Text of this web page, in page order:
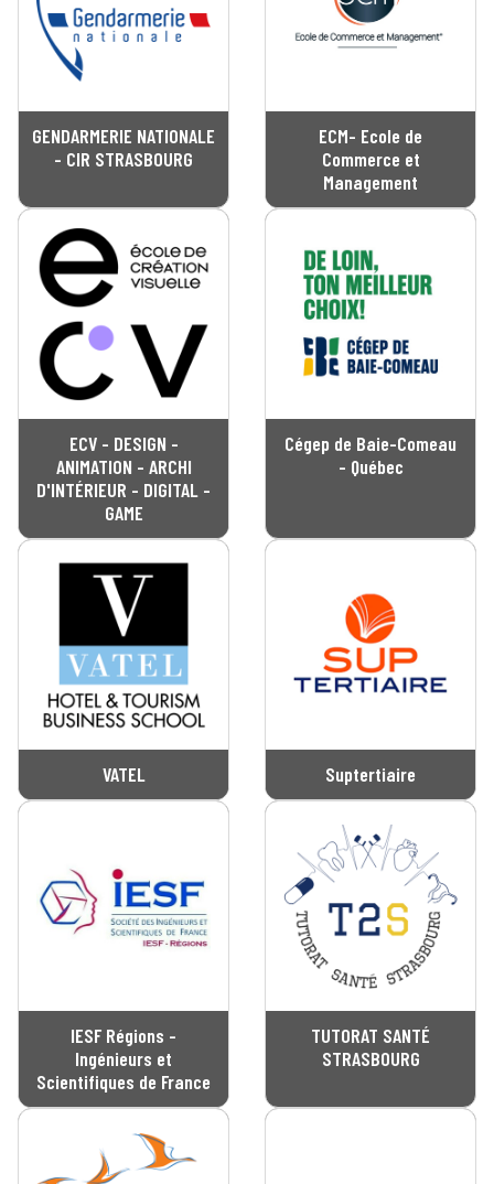
GENDARMERIE NATIONALE
- CIR STRASBOURG
ECM- Ecole de
Commerce et
Management
ECV - DESIGN -
ANIMATION - ARCHI
D'INTÉRIEUR - DIGITAL -
GAME
Cégep de Baie-Comeau
- Québec
VATEL Suptertiaire
IESF Régions -
Ingénieurs et
Scientifiques de France
TUTORAT SANTÉ
STRASBOURG